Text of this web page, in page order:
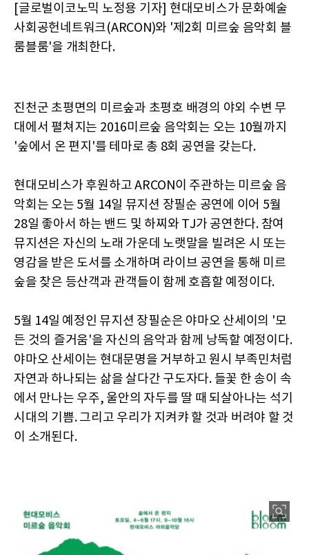
[글로벌이코노믹 노정용 기자] 현대모비스가 문화예술
사회공헌네트워크(ARCON)와 '제2회 미르숲 음악회 블
룸블룸'을 개최한다.
진천군 초평면의 미르숲과 초평호 배경의 야외 수변 무
대에서 펼쳐지는 2016미르숲 음악회는 오는 10월까지
'숲에서 온 편지'를 테마로 총 8회 공연을 갖는다.
현대모비스가 후원하고 ARCON이 주관하는 미르숲 음
악회는 오는 5월 14일 뮤지션 장필순 공연에 이어 5월
28일 좋아서 하는 밴드 및 하찌와 TJ가 공연한다. 참여
뮤지션은 자신의 노래 가운데 노랫말을 빌려온 시 또는
영감을 받은 도서를 소개하며 라이브 공연을 통해 미르
숲을 찾은 등산객과 관객들이 함께 호흡할 예정이다.
5월 14일 예정인 뮤지션 장필순은 야마오 산세이의 '모
든 것의 즐거움'을 자신의 음악과 함께 낭독할 예정이다.
야마오 산세이는 현대문명을 거부하고 원시 부족민처럼
자연과 하나되는 삶을 살다간 구도자다. 들꽃 한 송이 속
에서 만나는 우주, 울안의 자두를 딸 때 되살아나는 석기
시대의 기쁨. 그리고 우리가 지켜캬 할 것과 버려야 할 것
이 소개된다.